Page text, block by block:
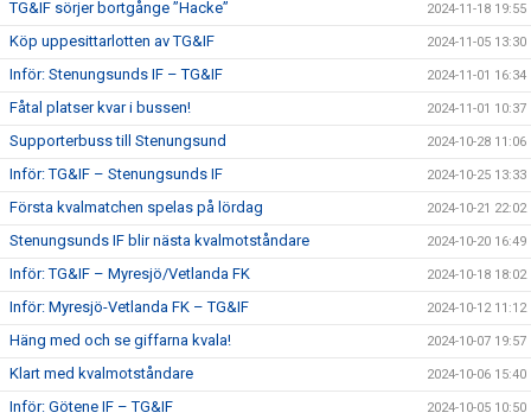
TG&IF sörjer bortgånge ”Hacke” 2024-11-18 19:55
Köp uppesittarlotten av TG&IF 2024-11-05 13:30
Inför: Stenungsunds IF – TG&IF 2024-11-01 16:34
Fåtal platser kvar i bussen! 2024-11-01 10:37
Supporterbuss till Stenungsund 2024-10-28 11:06
Inför: TG&IF – Stenungsunds IF 2024-10-25 13:33
Första kvalmatchen spelas på lördag 2024-10-21 22:02
Stenungsunds IF blir nästa kvalmotståndare 2024-10-20 16:49
Inför: TG&IF – Myresjö/Vetlanda FK 2024-10-18 18:02
Inför: Myresjö-Vetlanda FK – TG&IF 2024-10-12 11:12
Häng med och se giffarna kvala! 2024-10-07 19:57
Klart med kvalmotståndare 2024-10-06 15:40
Inför: Götene IF – TG&IF 2024-10-05 10:50